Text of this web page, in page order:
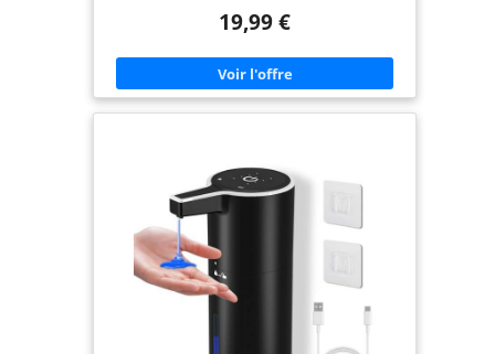
mains plus facile et plus hygiénique que jamais.
[Affichage numérique intelligent et distribution de
savon sur 4 niveaux] Affichage en temps réel du
niveau de batterie restant et du mode de
distribution actuel. Notre distributeur de savon
selon vos préférences. Idéal pour réduire le
gaspillage [Batterie longue durée 1800 mAh et
charge rapide USB-C] Ce distributeur de savon
liquide est équipé d'une batterie rechargeable
intégrée de 1800 mAh, offrant jusqu'à 6000
utilisations par charge. Se recharge complètement
en seulement 3 heures grâce à la charge rapide
USB-C, garantissant une performance durable et
évitant les remplacements fréquents de la batterie
distributeur de savon intelligent, certifié IPX5,
19,99 €